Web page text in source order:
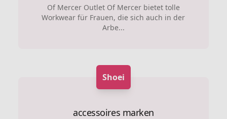
Of Mercer Outlet Of Mercer bietet tolle
Workwear für Frauen, die sich auch in der
Arbe...
Shoei
accessoires marken